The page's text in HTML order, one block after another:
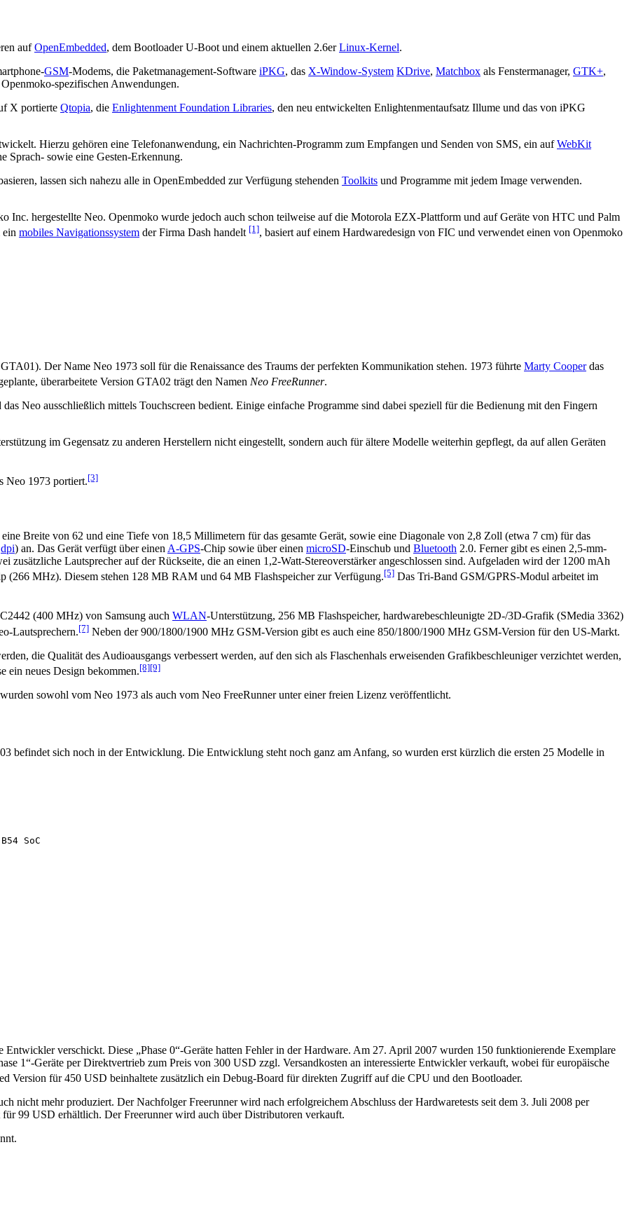
aufOpenEmbedded, dem Bootloader U-Boot und einem aktuellen 2.6erLinux-Kernel.
GSM-Modems, die Paketmanagement-Software iPKG, das X-Window-System KDrive, Matchbox als Fenstermanager, GTK+,
spezifischen Anwendungen.
X portierte Qtopia, die Enlightenment Foundation Libraries, den neu entwickelten Enlightenmentaufsatz Illume und das von iPKG
Hierzu gehören eine Telefonanwendung, ein Nachrichten-Programm zum Empfangen und Senden von SMS, ein aufWebKit
Sprach- sowie eine Gesten-Erkennung.
lassen sich nahezu alle in OpenEmbedded zur Verfügung stehenden Toolkits und Programme mit jedem Image verwenden.
Inc. hergestellte Neo. Openmoko wurde jedoch auch schon teilweise auf die Motorola EZX-Plattform und auf Geräte von HTC und Palm
ein mobiles Navigationssystem der Firma Dash handelt [1], basiert auf einem Hardwaredesign von FIC und verwendet einen von Openmoko
Der Name Neo 1973 soll für die Renaissance des Traums der perfekten Kommunikation stehen. 1973 führte Marty Cooperdas
überarbeitete Version GTA02 trägt den Namen Neo FreeRunner.
Neo ausschließlich mittels Touchscreen bedient. Einige einfache Programme sind dabei speziell für die Bedienung mit den Fingern
im Gegensatz zu anderen Herstellern nicht eingestellt, sondern auch für ältere Modelle weiterhin gepflegt, da auf allen Geräten
Neo 1973 portiert.[3]
Breite von 62 und eine Tiefe von 18,5 Millimetern für das gesamte Gerät, sowie eine Diagonale von 2,8 Zoll (etwa 7 cm) für das
dpi) an. Das Gerät verfügt über einen A-GPS-Chip sowie über einen microSD-Einschub und Bluetooth 2.0. Ferner gibt es einen 2,5-mm-
zusätzliche Lautsprecher auf der Rückseite, die an einen 1,2-Watt-Stereoverstärker angeschlossen sind. Aufgeladen wird der 1200 mAh
(266 MHz). Diesem stehen 128 MB RAM und 64 MB Flashspeicher zur Verfügung.[5] Das Tri-Band GSM/GPRS-Modul arbeitet im
(400 MHz) von Samsung auch WLAN-Unterstützung, 256 MB Flashspeicher, hardwarebeschleunigte 2D-/3D-Grafik (SMedia 3362)
Lautsprechern.[7] Neben der 900/1800/1900 MHz GSM-Version gibt es auch eine 850/1800/1900 MHz GSM-Version für den US-Markt.
die Qualität des Audioausgangs verbessert werden, auf den sich als Flaschenhals erweisenden Grafikbeschleuniger verzichtet werden,
ein neues Design bekommen.[8][9]
sowohl vom Neo 1973 als auch vom Neo FreeRunner unter einer freien Lizenz veröffentlicht.
befindet sich noch in der Entwicklung. Die Entwicklung steht noch ganz am Anfang, so wurden erst kürzlich die ersten 25 Modelle in
SoC
verschickt. Diese „Phase 0“-Geräte hatten Fehler in der Hardware. Am 27. April 2007 wurden 150 funktionierende Exemplare
1“-Geräte per Direktvertrieb zum Preis von 300 USD zzgl. Versandkosten an interessierte Entwickler verkauft, wobei für europäische
Version für 450 USD beinhaltete zusätzlich ein Debug-Board für direkten Zugriff auf die CPU und den Bootloader.
nicht mehr produziert. Der Nachfolger Freerunner wird nach erfolgreichem Abschluss der Hardwaretests seit dem 3. Juli 2008 per
99 USD erhältlich. Der Freerunner wird auch über Distributoren verkauft.